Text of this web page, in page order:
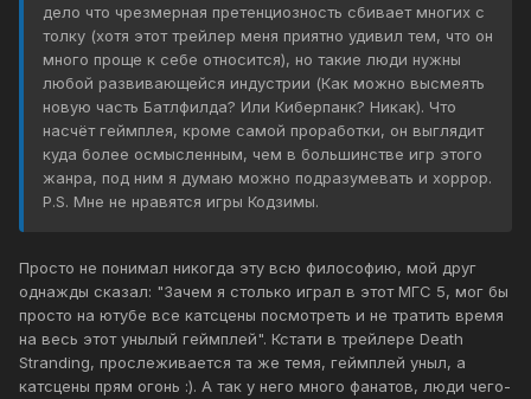
дело что чрезмерная претенциозность сбивает многих с
толку (хотя этот трейлер меня приятно удивил тем, что он
много проще к себе относится), но такие люди нужны
любой развивающейся индустрии (Как можно высмеять
новую часть Батлфилда? Или Киберпанк? Никак). Что
насчёт геймплея, кроме самой проработки, он выглядит
куда более осмысленным, чем в большинстве игр этого
жанра, под ним я думаю можно подразумевать и хоррор.
P.S. Мне не нравятся игры Кодзимы.
Просто не понимал никогда эту всю философию, мой друг
однажды сказал: "Зачем я столько играл в этот МГС 5, мог бы
просто на ютубе все катсцены посмотреть и не тратить время
на весь этот унылый геймплей". Кстати в трейлере Death
Stranding, прослеживается та же темя, геймплей уныл, а
катсцены прям огонь :). А так у него много фанатов, люди чего-